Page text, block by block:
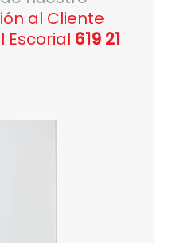
al Cliente
Escorial 619 21